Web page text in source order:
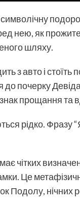
нею, як
шляху.
з авто і
до почерку
прощання та
рідко. Фразу
чітких
Це
Подолу, нічних